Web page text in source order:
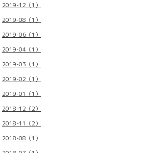
2019-12（1）
2019-08（1）
2019-06（1）
2019-04（1）
2019-03（1）
2019-02（1）
2019-01（1）
2018-12（2）
2018-11（2）
2018-08（1）